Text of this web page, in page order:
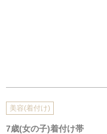
美容(着付け)
7歳(女の子)着付け帯